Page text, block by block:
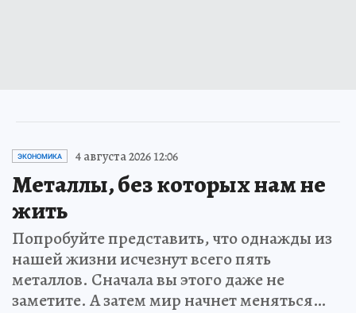
ЭКОНОМИКА 4 августа 2026 12:06
Металлы, без которых нам не
жить
Попробуйте представить, что однажды из
нашей жизни исчезнут всего пять
металлов. Сначала вы этого даже не
заметите. А затем мир начнет меняться…